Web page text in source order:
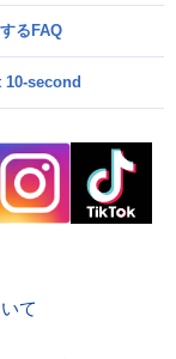
るFAQ
10-second
て